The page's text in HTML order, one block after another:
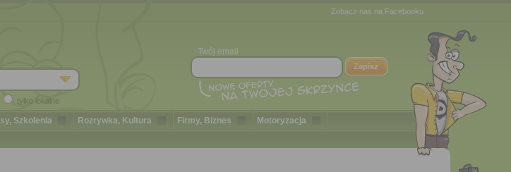
tylko lokalne
Twój email
Zobacz nas na Facebooku
Szkolenia Rozrywka, Kultura Firmy, Biznes
Motoryzacja